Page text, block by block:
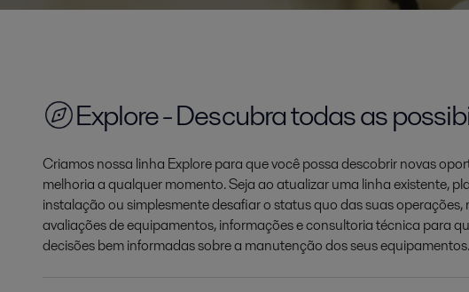
Explore - Descubra todas as
Criamos nossa linha Explore para que você possa descobrir novas
melhoria a qualquer momento. Seja ao atualizar uma linha existente,
instalação ou simplesmente desafiar o status quo das suas
avaliações de equipamentos, informações e consultoria técnica para
decisões bem informadas sobre a manutenção dos seus equipamentos.